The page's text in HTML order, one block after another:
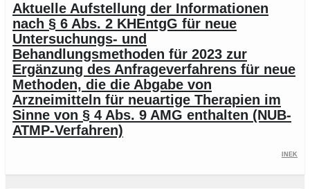
Aktuelle Aufstellung der Informationen
nach § 6 Abs. 2 KHEntgG für neue
Untersuchungs- und
Behandlungsmethoden für 2023 zur
Ergänzung des Anfrageverfahrens für neue
Methoden, die die Abgabe von
Arzneimitteln für neuartige Therapien im
Sinne von § 4 Abs. 9 AMG enthalten (NUB-
ATMP-Verfahren)
InEK